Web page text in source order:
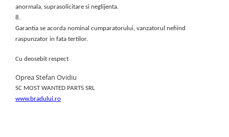
LG
Motorola
Nokia
Samsung
Sony
Vodafone
Wiko
anormala, suprasolicitare si neglijenta.
8.
Garantia se acorda nominal cumparatorului, vanzatorul nefiind
raspunzator in fata tertilor.
Cu deosebit respect
Oprea Stefan Ovidiu
SC MOST WANTED PARTS SRL
www.bradului.ro